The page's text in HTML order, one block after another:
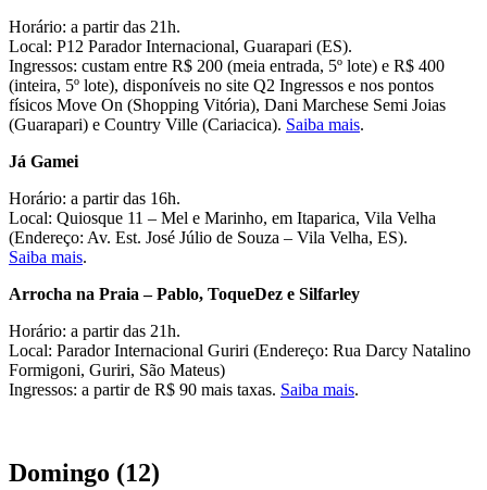
Horário: a partir das 21h.
Local: P12 Parador Internacional, Guarapari (ES).
Ingressos: custam entre R$ 200 (meia entrada, 5º lote) e R$ 400
(inteira, 5º lote), disponíveis no site Q2 Ingressos e nos pontos
físicos Move On (Shopping Vitória), Dani Marchese Semi Joias
(Guarapari) e Country Ville (Cariacica). Saiba mais.
Já Gamei
Horário: a partir das 16h.
Local: Quiosque 11 – Mel e Marinho, em Itaparica, Vila Velha
(Endereço: Av. Est. José Júlio de Souza – Vila Velha, ES).
Saiba mais.
Arrocha na Praia – Pablo, ToqueDez e Silfarley
Horário: a partir das 21h.
Local: Parador Internacional Guriri (Endereço: Rua Darcy Natalino
Formigoni, Guriri, São Mateus)
Ingressos: a partir de R$ 90 mais taxas. Saiba mais.
Domingo (12)